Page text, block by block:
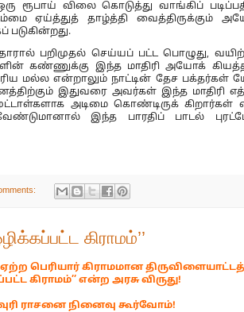
ரூபாய் விலை கொடுத்து வாங்கிப்
ஏய்த்துத் தாழ்த்தி வைத்திருக்கும்
பறிமுதல் செய்யப் பட்ட பொழுது,
கண்ணுக்கு இந்த மாதிரி அயோக்
மல்ல என்றாலும் நாட்டின் தேச பக்தர்கள்
இதுவரை அவர்கள் இந்த மாதிரி
அடிமை கொண்டிருக் கிறார்கள்
இந்த பாரதிப் பாடல்
கிராமம்’’
பெரியார் கிராமமான
கிராமம்’’ என்ற அரசு விருது!
ராசனை நினைவு கூர்வோம்!